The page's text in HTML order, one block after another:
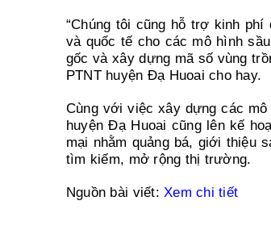
“Chúng tôi cũng hỗ trợ kinh
và quốc tế cho các mô hình
gốc và xây dựng mã số vùng
PTNT huyện Đạ Huoai cho hay.
Cùng với việc xây dựng các
huyện Đạ Huoai cũng lên kế
mại nhằm quảng bá, giới thiệu
tìm kiếm, mở rộng thị trường.
Nguồn bài viết: Xem chi tiết